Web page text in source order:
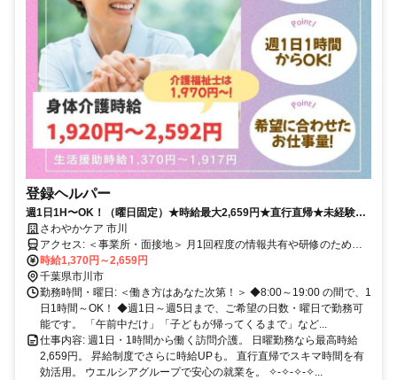
登録ヘルパー
週1日1H〜OK！（曜日固定）★時給最大2,659円★直行直帰★未経験可
★祝い金あり★自分らしく輝ける登録ヘルパー
さわやかケア 市川
アクセス: ＜事業所・面接地＞ 月1回程度の情報共有や研修のため、
事業所にお越しいただきます。 〒272-0826 市川市真間1-12-4市川セ
ンタービル 4階 （京成 本線「市川真間駅」北口より徒歩1分） （JR
総武線「市川駅」 北口より徒歩7分）
時給1,370円～2,659円
千葉県市川市
勤務時間・曜日: ＜働き方はあなた次第！＞ ◆8:00～19:00 の間で、1
日1時間～OK！ ◆週1日～週5日まで、ご希望の日数・曜日で勤務可
能です。 「午前中だけ」「子どもが帰ってくるまで」など...
仕事内容: 週1日・1時間から働く訪問介護。 日曜勤務なら最高時給
2,659円。 昇給制度でさらに時給UPも。 直行直帰でスキマ時間を有
効活用。 ウエルシアグループで安心の就業を。 ✧-✧-✧-✧...